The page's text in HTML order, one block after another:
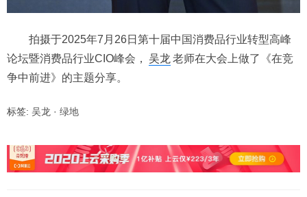
拍摄于2025年7月26日第十届中国消费品行业转型高峰
论坛暨消费品行业CIO峰会， 吴龙 老师在大会上做了《在竞
争中前进》的主题分享。
标签: 吴龙 · 绿地